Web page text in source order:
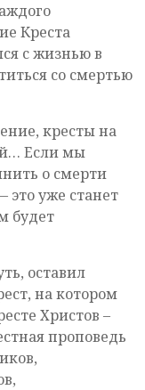
Креста
с жизнью в
со смертью
кресты на
Если мы
о смерти
это уже станет
будет
оставил
на котором
Христов –
проповедь